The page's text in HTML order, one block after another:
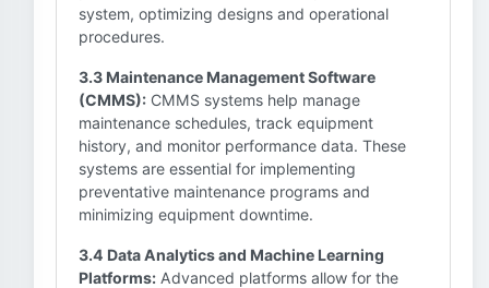
system, optimizing designs and operational
procedures.
3.3 Maintenance Management Software
(CMMS): CMMS systems help manage
maintenance schedules, track equipment
history, and monitor performance data. These
systems are essential for implementing
preventative maintenance programs and
minimizing equipment downtime.
3.4 Data Analytics and Machine Learning
Platforms: Advanced platforms allow for the